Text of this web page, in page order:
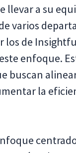
llevar a su
varios
los de
enfoque.
buscan
la